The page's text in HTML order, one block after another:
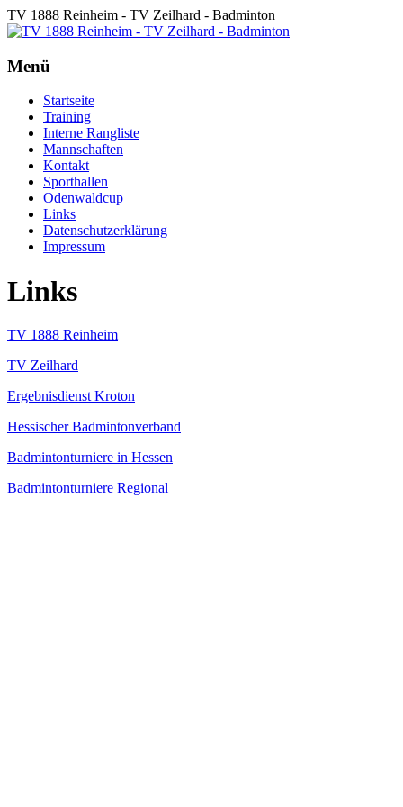
TV 1888 Reinheim - TV Zeilhard - Badminton
Menü
Startseite
Training
Interne Rangliste
Mannschaften
Kontakt
Sporthallen
Odenwaldcup
Links
Datenschutzerklärung
Impressum
Links
TV 1888 Reinheim
TV Zeilhard
Ergebnisdienst Kroton
Hessischer Badmintonverband
Badmintonturniere in Hessen
Badmintonturniere Regional